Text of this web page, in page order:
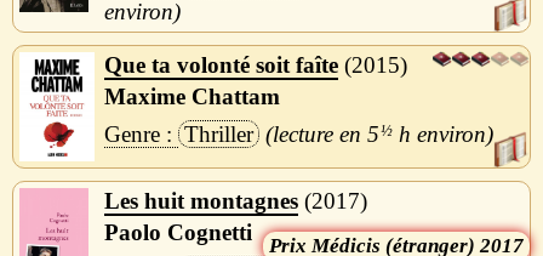
Que ta volonté soit faîte 2015
Maxime Chattam
Thriller
5½ h
Les huit montagnes 2017
Médicis (étranger) 2017
Paolo Cognetti